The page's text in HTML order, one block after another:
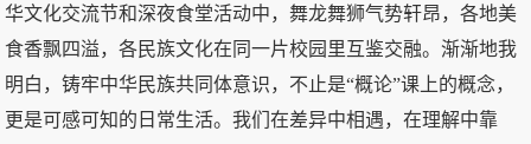
华文化交流节和深夜食堂活动中，舞龙舞狮气势轩昂，各地美
食香飘四溢，各民族文化在同一片校园里互鉴交融。渐渐地我
明白，铸牢中华民族共同体意识，不止是“概论”课上的概念，
更是可感可知的日常生活。我们在差异中相遇，在理解中靠